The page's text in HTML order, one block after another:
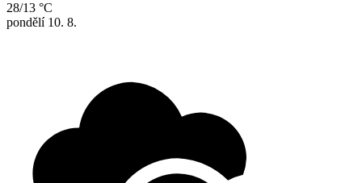
28/13 °C
pondělí 10. 8.